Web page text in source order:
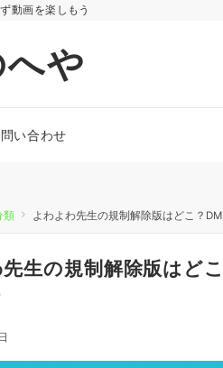
動画を楽しもう
や
い合わせ
類 よわよわ先生の規制解除版はどこ？
生の規制解除版はど